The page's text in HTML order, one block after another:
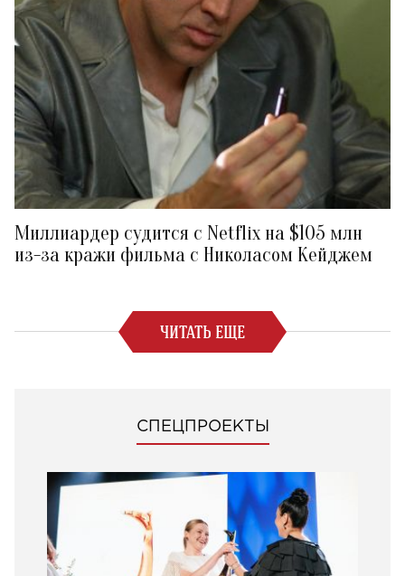
Миллиардер судится с Netflix на $105 млн
из-за кражи фильма с Николасом Кейджем
ЧИТАТЬ ЕЩЕ
СПЕЦПРОЕКТЫ